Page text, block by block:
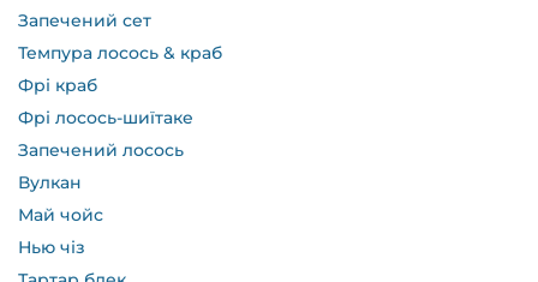
Запечений сет
Темпура лосось & краб
Фрі краб
Фрі лосось-шиїтаке
Запечений лосось
Вулкан
Май чойс
Нью чіз